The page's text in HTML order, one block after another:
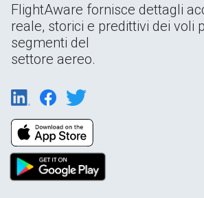
FlightAware fornisce dettagli
reale, storici e predittivi dei voli
segmenti del
settore aereo.